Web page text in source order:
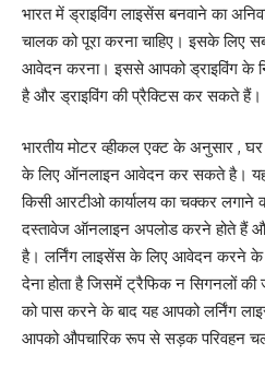
भारत में ड्राइविंग लाइसेंस बनवाने का
चालक को पूरा करना चाहिए। इसके लिए
आवेदन करना। इससे आपको ड्राइविंग के
है और ड्राइविंग की प्रैक्टिस कर सकते हैं।
भारतीय मोटर व्हीकल एक्ट के अनुसार ,
के लिए ऑनलाइन आवेदन कर सकते है।
किसी आरटीओ कार्यालय का चक्कर
दस्तावेज ऑनलाइन अपलोड करने होते हैं
है। लर्निंग लाइसेंस के लिए आवेदन करने
देना होता है जिसमें ट्रैफिक न सिगनलों की
को पास करने के बाद यह आपको लर्निंग
आपको औपचारिक रूप से सड़क परिवहन